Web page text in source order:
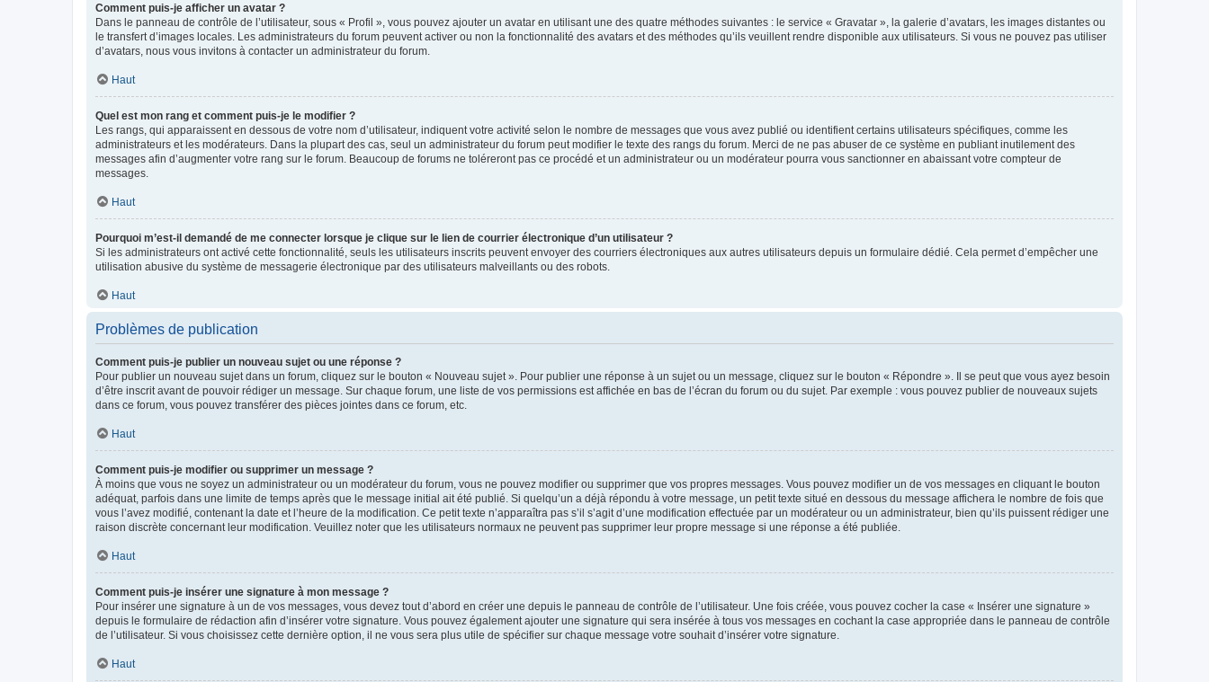
Comment puis-je afficher un avatar ?
Dans le panneau de contrôle de l’utilisateur, sous « Profil », vous pouvez ajouter un avatar en utilisant une des quatre méthodes suivantes : le service « Gravatar », la galerie d’avatars, les images distantes ou
le transfert d’images locales. Les administrateurs du forum peuvent activer ou non la fonctionnalité des avatars et des méthodes qu’ils veuillent rendre disponible aux utilisateurs. Si vous ne pouvez pas utiliser
d’avatars, nous vous invitons à contacter un administrateur du forum.
Haut
Quel est mon rang et comment puis-je le modifier ?
Les rangs, qui apparaissent en dessous de votre nom d’utilisateur, indiquent votre activité selon le nombre de messages que vous avez publié ou identifient certains utilisateurs spécifiques, comme les
administrateurs et les modérateurs. Dans la plupart des cas, seul un administrateur du forum peut modifier le texte des rangs du forum. Merci de ne pas abuser de ce système en publiant inutilement des
messages afin d’augmenter votre rang sur le forum. Beaucoup de forums ne toléreront pas ce procédé et un administrateur ou un modérateur pourra vous sanctionner en abaissant votre compteur de
messages.
Haut
Pourquoi m’est-il demandé de me connecter lorsque je clique sur le lien de courrier électronique d’un utilisateur ?
Si les administrateurs ont activé cette fonctionnalité, seuls les utilisateurs inscrits peuvent envoyer des courriers électroniques aux autres utilisateurs depuis un formulaire dédié. Cela permet d’empêcher une
utilisation abusive du système de messagerie électronique par des utilisateurs malveillants ou des robots.
Haut
Problèmes de publication
Comment puis-je publier un nouveau sujet ou une réponse ?
Pour publier un nouveau sujet dans un forum, cliquez sur le bouton « Nouveau sujet ». Pour publier une réponse à un sujet ou un message, cliquez sur le bouton « Répondre ». Il se peut que vous ayez besoin
d’être inscrit avant de pouvoir rédiger un message. Sur chaque forum, une liste de vos permissions est affichée en bas de l’écran du forum ou du sujet. Par exemple : vous pouvez publier de nouveaux sujets
dans ce forum, vous pouvez transférer des pièces jointes dans ce forum, etc.
Haut
Comment puis-je modifier ou supprimer un message ?
À moins que vous ne soyez un administrateur ou un modérateur du forum, vous ne pouvez modifier ou supprimer que vos propres messages. Vous pouvez modifier un de vos messages en cliquant le bouton
adéquat, parfois dans une limite de temps après que le message initial ait été publié. Si quelqu’un a déjà répondu à votre message, un petit texte situé en dessous du message affichera le nombre de fois que
vous l’avez modifié, contenant la date et l’heure de la modification. Ce petit texte n’apparaîtra pas s’il s’agit d’une modification effectuée par un modérateur ou un administrateur, bien qu’ils puissent rédiger une
raison discrète concernant leur modification. Veuillez noter que les utilisateurs normaux ne peuvent pas supprimer leur propre message si une réponse a été publiée.
Haut
Comment puis-je insérer une signature à mon message ?
Pour insérer une signature à un de vos messages, vous devez tout d’abord en créer une depuis le panneau de contrôle de l’utilisateur. Une fois créée, vous pouvez cocher la case « Insérer une signature »
depuis le formulaire de rédaction afin d’insérer votre signature. Vous pouvez également ajouter une signature qui sera insérée à tous vos messages en cochant la case appropriée dans le panneau de contrôle
de l’utilisateur. Si vous choisissez cette dernière option, il ne vous sera plus utile de spécifier sur chaque message votre souhait d’insérer votre signature.
Haut